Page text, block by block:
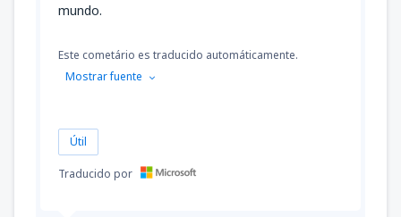
mundo.
Este cometário es traducido automáticamente.
Mostrar fuente
Útil
Traducido por